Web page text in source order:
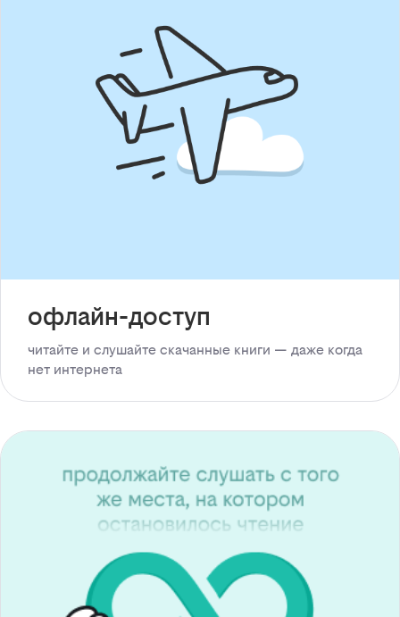
офлайн-доступ
читайте и слушайте скачанные книги — даже когда
нет интернета